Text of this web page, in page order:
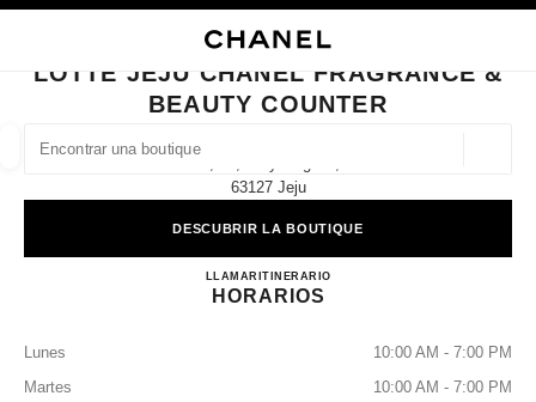
BUSCAR UNA BOUTIQUE
las sugerencias se muestran debajo de esta barra de búsqueda
0 Sugerencias disponibles
CERRAR TARJETA DE BOUTIQUE LOTTE JEJU CHANEL FRAGRANCE &
LOTTE JEJU CHANEL FRAGRANCE &
BEAUTY COUNTER
63127 Jeju
DESCUBRIR LA BOUTIQUE
LLAMAR+82 64 793 3086
ITINERARIOLotte Jeju CHANEL
HORARIOS
Lunes
10:00 AM - 7:00 PM
Martes
10:00 AM - 7:00 PM
filtros
resultado de los filtros por: